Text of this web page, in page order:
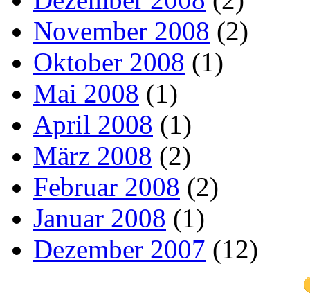
November 2008 (2)
Oktober 2008 (1)
Mai 2008 (1)
April 2008 (1)
März 2008 (2)
Februar 2008 (2)
Januar 2008 (1)
Dezember 2007 (12)